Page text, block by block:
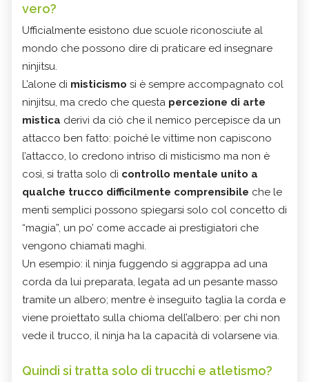
vero?
Ufficialmente esistono due scuole riconosciute al
mondo che possono dire di praticare ed insegnare
ninjitsu.
L’alone di misticismo si è sempre accompagnato col
ninjitsu, ma credo che questa percezione di arte
mistica derivi da ciò che il nemico percepisce da un
attacco ben fatto: poiché le vittime non capiscono
l’attacco, lo credono intriso di misticismo ma non è
così, si tratta solo di controllo mentale unito a
qualche trucco difficilmente comprensibile che le
menti semplici possono spiegarsi solo col concetto di
“magia”, un po’ come accade ai prestigiatori che
vengono chiamati maghi.
Un esempio: il ninja fuggendo si aggrappa ad una
corda da lui preparata, legata ad un pesante masso
tramite un albero; mentre è inseguito taglia la corda e
viene proiettato sulla chioma dell’albero: per chi non
vede il trucco, il ninja ha la capacità di volarsene via.
Quindi si tratta solo di trucchi e atletismo?